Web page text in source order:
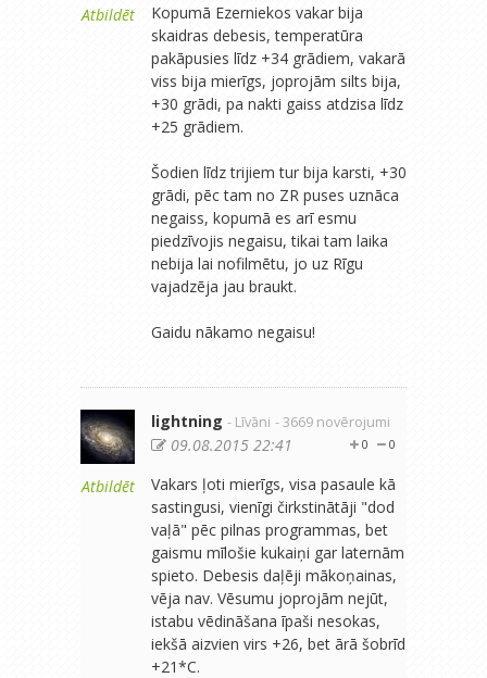
Atbildēt
Kopumā Ezerniekos vakar bija
skaidras debesis, temperatūra
pakāpusies līdz +34 grādiem, vakarā
viss bija mierīgs, joprojām silts bija,
+30 grādi, pa nakti gaiss atdzisa līdz
+25 grādiem.
Šodien līdz trijiem tur bija karsti, +30
grādi, pēc tam no ZR puses uznāca
negaiss, kopumā es arī esmu
piedzīvojis negaisu, tikai tam laika
nebija lai nofilmētu, jo uz Rīgu
vajadzēja jau braukt.
Gaidu nākamo negaisu!
Atbildēt
lightning - Līvāni - 3669 novērojumi
0
0
09.08.2015 22:41
Vakars ļoti mierīgs, visa pasaule kā
sastingusi, vienīgi čirkstinātāji "dod
vaļā" pēc pilnas programmas, bet
gaismu mīlošie kukaiņi gar laternām
spieto. Debesis daļēji mākoņainas,
vēja nav. Vēsumu joprojām nejūt,
istabu vēdināšana īpaši nesokas,
iekšā aizvien virs +26, bet ārā šobrīd
+21*C.